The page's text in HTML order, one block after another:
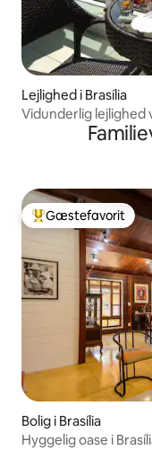
Lejlighed i Brasília
Vidunderlig lejlighed
Bedste gæstefavorit
Gæstefavorit
Bolig i Brasília
Hyggelig oase i